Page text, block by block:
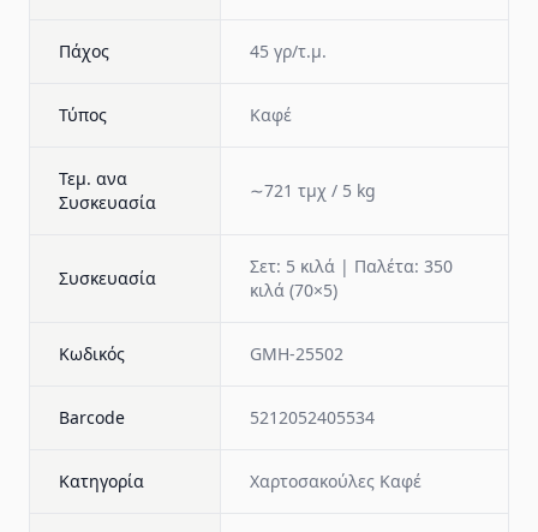
Πάχος 45 γρ/τ.μ.
Τύπος Καφέ
Τεμ. ανα
Συσκευασία
∼721 τμχ / 5 kg
Συσκευασία
Σετ: 5 κιλά | Παλέτα: 350
κιλά (70×5)
Κωδικός GMH-25502
Barcode 5212052405534
Κατηγορία Χαρτοσακούλες Καφέ